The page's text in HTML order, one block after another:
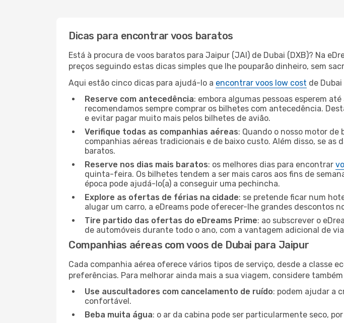
Dicas para encontrar voos baratos
Está à procura de voos baratos para Jaipur (JAI) de Dubai (DXB)? Na
preços seguindo estas dicas simples que lhe pouparão dinheiro, sem
Aqui estão cinco dicas para ajudá-lo a encontrar voos low cost de
Reserve com antecedência: embora algumas pessoas esperem
recomendamos sempre comprar os bilhetes com antecedência.
e evitar pagar muito mais pelos bilhetes de avião.
Verifique todas as companhias aéreas: Quando o nosso motor
companhias aéreas tradicionais e de baixo custo. Além disso, se
baratos.
Reserve nos dias mais baratos: os melhores dias para encontrar
quinta-feira. Os bilhetes tendem a ser mais caros aos fins de
época pode ajudá-lo(a) a conseguir uma pechincha.
Explore as ofertas de férias na cidade: se pretende ficar num
alugar um carro, a eDreams pode oferecer-lhe grandes descontos
Tire partido das ofertas do eDreams Prime: ao subscrever o
de automóveis durante todo o ano, com a vantagem adicional de
Companhias aéreas com voos de Dubai para Jaipur
Cada companhia aérea oferece vários tipos de serviço, desde a classe
preferências. Para melhorar ainda mais a sua viagem, considere
Use auscultadores com cancelamento de ruído: podem ajudar a
confortável.
Beba muita água: o ar da cabina pode ser particularmente seco,